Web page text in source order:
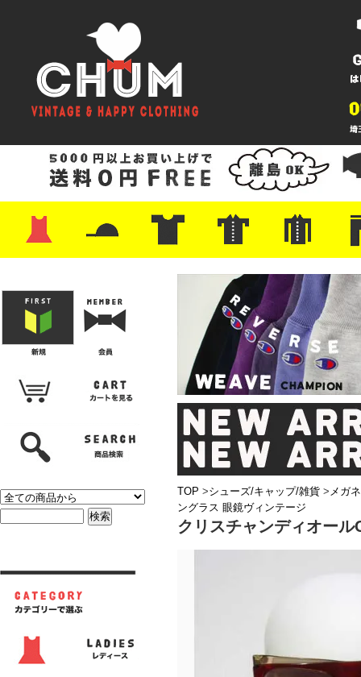
・レザーシューズ/スニーカー
・プリントTシャツ
・バンド/ツアー
・キャラクター
・Nike/adidas/スポーツ
・チャンピオン
・サーフ/スケート
・ボーダー/総柄/無地
・フットボール/リンガー
・タンクトップ/NBA・ポロシャツ
・半袖シャツ
・アロハ/サーフ/ボーリング
・ラルフ/ブランド
・無地/チェック/ストラ
・ワーク/ミリタリー/ウ
・ネル/ウール ・ショ
・アウ
・ジー
・
・ミリ
・コー
・コッ
・オー
・ジャ
ン
TOP >シューズ/キャップ/雑貨 > メガ
ングラス 眼鏡ヴィンテージ
クリスチャンディオー